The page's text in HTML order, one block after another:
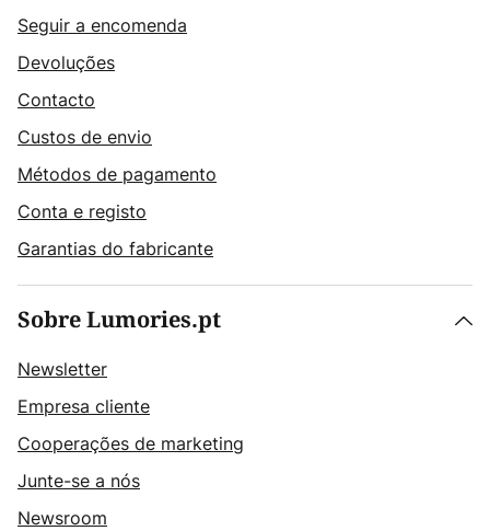
Seguir a encomenda
Devoluções
Contacto
Custos de envio
Métodos de pagamento
Conta e registo
Garantias do fabricante
Sobre Lumories.pt
Newsletter
Empresa cliente
Cooperações de marketing
Junte-se a nós
Newsroom